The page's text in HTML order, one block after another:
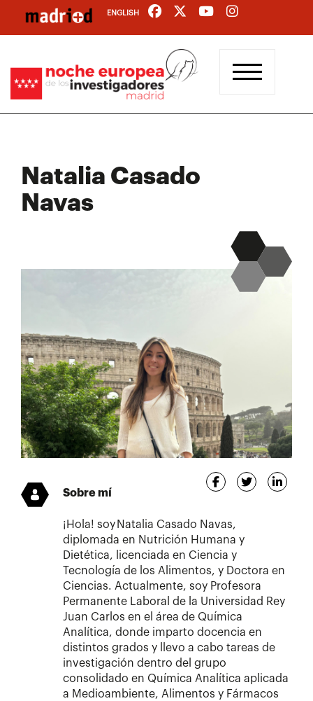
contenido
ENGLISH
Natalia Casado
Navas
Sobre mí
¡Hola! soy Natalia Casado Navas,
diplomada en Nutrición Humana y
Dietética, licenciada en Ciencia y
Tecnología de los Alimentos, y Doctora en
Ciencias. Actualmente, soy Profesora
Permanente Laboral de la Universidad Rey
Juan Carlos en el área de Química
Analítica, donde imparto docencia en
distintos grados y llevo a cabo tareas de
investigación dentro del grupo
consolidado en Química Analítica aplicada
a Medioambiente, Alimentos y Fármacos